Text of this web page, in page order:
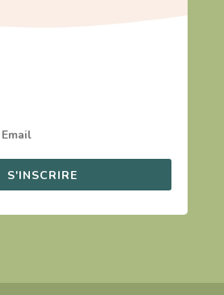
S'INSCRIRE